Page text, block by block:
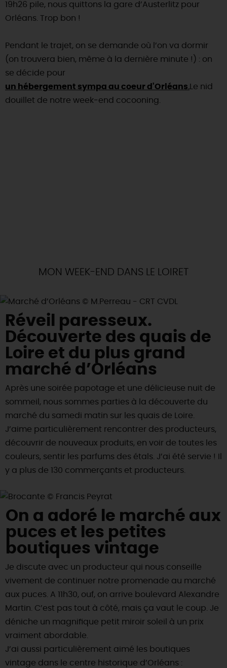
DEMAIN
CE WEEK-END
CETTE SEMAINE
19h26 pile, nous quittons la gare d’Austerlitz pour
Orléans. Trop bon !
Pendant le trajet, on se demande où l’on va dormir
(on trouvera bien, même à la dernière minute !) : on
se décide pour
un hébergement sympa au coeur d'Orléans. Le nid
douillet de notre week‐end cocooning.
MON WEEK-END DANS LE LOIRET
Réveil paresseux.
Découverte des quais de
Loire et du plus grand
marché d’Orléans
Après une soirée papotage et une délicieuse nuit de
sommeil, nous sommes parties à la découverte du
marché du samedi matin sur les quais de Loire.
J’aime particulièrement rencontrer des producteurs,
découvrir de nouveaux produits, en voir de toutes les
couleurs, sentir les parfums des étals. J’ai été servie ! Il
y a plus de 130 commerçants et producteurs.
On a adoré le marché aux
puces et les petites
boutiques vintage
Je discute avec un producteur qui nous conseille
vivement de continuer notre promenade au marché
aux puces. A 11h30, ouf, on arrive boulevard Alexandre
Martin. C’est pas tout à côté, mais ça vaut le coup. Je
déniche un magniﬁque petit miroir soleil à un prix
vraiment abordable.
J’ai aussi particulièrement aimé les boutiques
vintage dans le centre historique d’Orléans :